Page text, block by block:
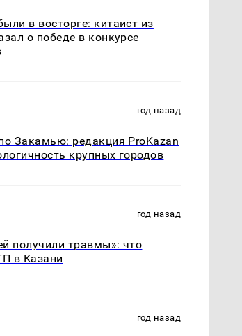
в восторге: китаист из
о победе в конкурсе
год назад
Закамью: редакция ProKazan
крупных городов
год назад
получили травмы»: что
в Казани
год назад